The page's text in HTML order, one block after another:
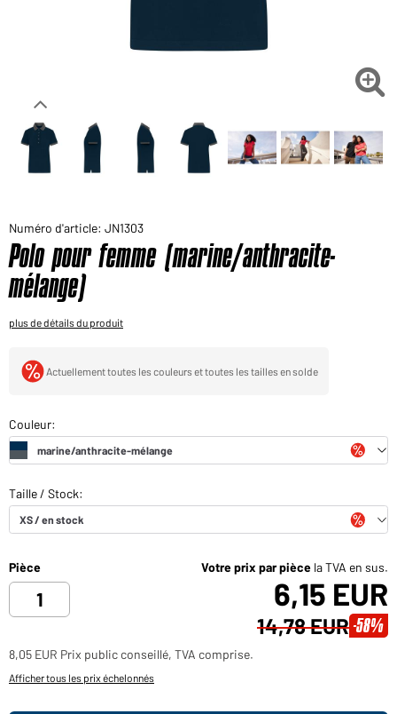
Voudriez-vous acheter des produits pour votre besoin

Numéro d'article: JN1303
Polo pour femme (marine/anthracite-
mélange)
plus de détails du produit
Actuellement toutes les couleurs et toutes les tailles en solde
Pièce Votre prix par pièce la TVA en sus.
6,15 EUR
14,78 EUR -58%
8,05 EUR Prix public conseillé, TVA comprise.
Afficher tous les prix échelonnés